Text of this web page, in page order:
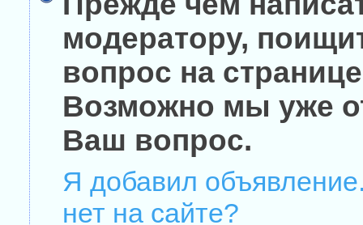
модератору,
вопрос на
Возможно мы уже
Ваш вопрос.
Я добавил
нет на сайте?